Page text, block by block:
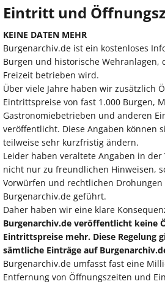
Eintritt und
KEINE DATEN MEHR
Burgenarchiv.de ist ein kostenloses
Burgen und historische Wehranlagen,
Freizeit betrieben wird.
Über viele Jahre haben wir zusätzlich
Eintrittspreise von fast 1.000 Burgen,
Gastronomiebetrieben und anderen
veröffentlicht. Diese Angaben können
teilweise sehr kurzfristig ändern.
Leider haben veraltete Angaben in
nicht nur zu freundlichen Hinweisen,
Vorwürfen und rechtlichen Drohungen
Burgenarchiv.de geführt.
Daher haben wir eine klare
Burgenarchiv.de veröffentlicht keine
Eintrittspreise mehr. Diese Regelung
sämtliche Einträge auf
Burgenarchiv.de umfasst fast eine
Entfernung von Öffnungszeiten und